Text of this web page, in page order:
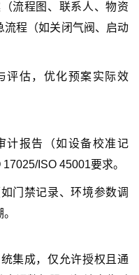
流程图、联系人、物资
流程（如关闭气阀、启动
评估，优化预案实际效
计报告（如设备校准记
ISO 45001要求。
门禁记录、环境参数调
集成，仅允许授权且通